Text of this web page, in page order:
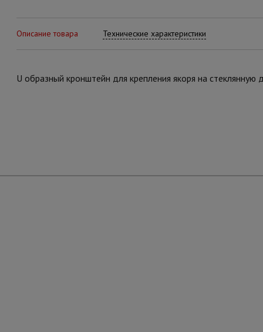
Описание товара Технические характеристики
U образный кронштейн для крепления якоря на